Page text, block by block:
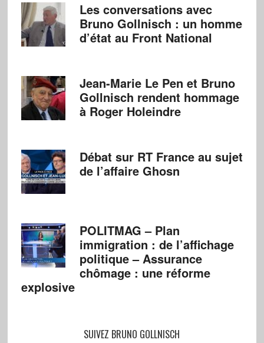
Les conversations avec
Bruno Gollnisch : un homme
d’état au Front National
Jean-Marie Le Pen et Bruno
Gollnisch rendent hommage
à Roger Holeindre
Débat sur RT France au sujet
de l’affaire Ghosn
POLITMAG – Plan
immigration : de l’affichage
politique – Assurance
chômage : une réforme
explosive
SUIVEZ BRUNO GOLLNISCH